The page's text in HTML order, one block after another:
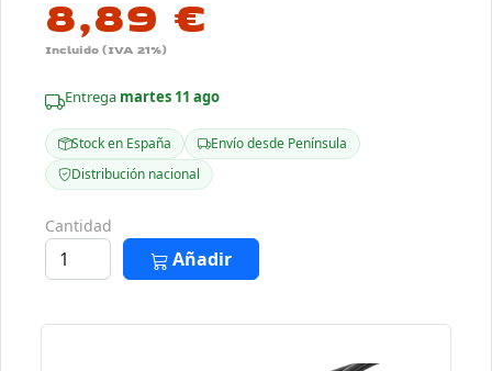
8,89 €
Incluido (IVA 21%)
Entrega martes 11 ago
Stock en España
Envío desde Península
Distribución nacional
Cantidad
Añadir